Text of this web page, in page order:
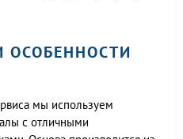
ОСОБЕННОСТИ
мы используем
с отличными